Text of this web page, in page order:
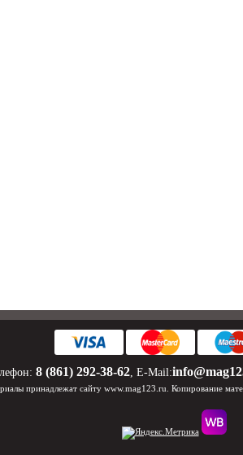
8 (861) 292-38-62, E-Mail:
принадлежат сайту www.mag123.ru. Копирование